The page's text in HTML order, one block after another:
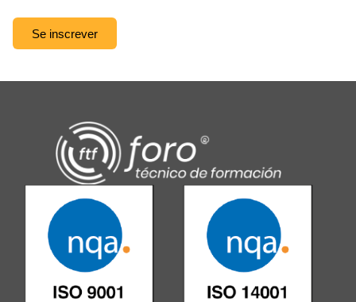
Se inscrever